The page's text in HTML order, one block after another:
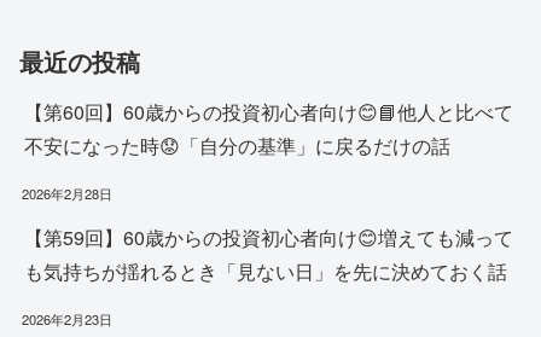
最近の投稿
【第60回】60歳からの投資初心者向け😊📘他人と比べて
不安になった時😟「自分の基準」に戻るだけの話
2026年2月28日
【第59回】60歳からの投資初心者向け😊増えても減って
も気持ちが揺れるとき「見ない日」を先に決めておく話
2026年2月23日